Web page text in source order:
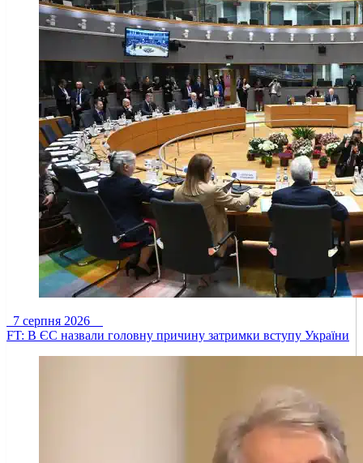
7 серпня 2026
FT: В ЄС назвали головну причину затримки вступу України